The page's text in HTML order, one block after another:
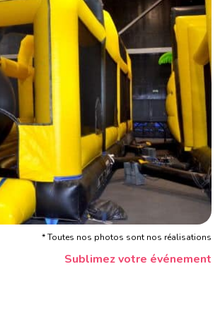
* Toutes nos photos sont nos réalisations
Sublimez votre événement